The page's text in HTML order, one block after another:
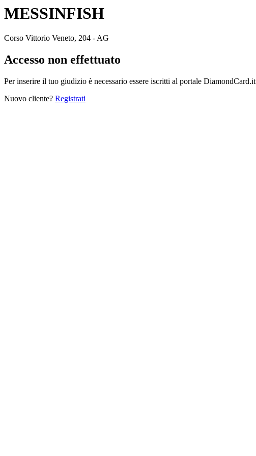
MESSINFISH
Corso Vittorio Veneto, 204 - AG
Accesso non effettuato
Per inserire il tuo giudizio è necessario essere iscritti al portale DiamondCard.it
Nuovo cliente? Registrati